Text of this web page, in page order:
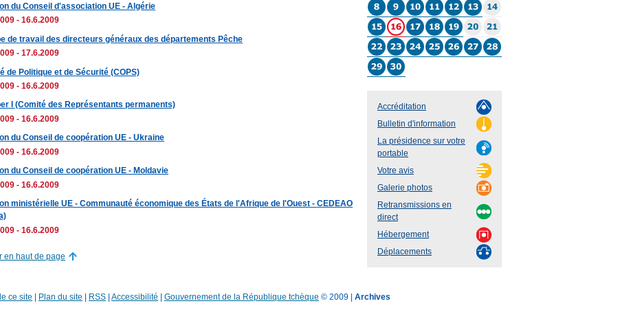
du Conseil d'association UE - Algérie
- 16.6.2009
de travail des directeurs généraux des départements Pêche
- 17.6.2009
de Politique et de Sécurité (COPS)
- 16.6.2009
I (Comité des Représentants permanents)
- 16.6.2009
du Conseil de coopération UE - Ukraine
- 16.6.2009
du Conseil de coopération UE - Moldavie
- 16.6.2009
ministérielle UE - Communauté économique des États de l'Afrique de l'Ouest - CEDEAO
- 16.6.2009
en haut de page
Accréditation
Bulletin d'information
La présidence sur votre
portable
Votre avis
Galerie photos
Retransmissions en
direct
Hébergement
Déplacements
ce site | Plan du site | RSS | Accessibilité | Gouvernement de la République tchèque © 2009 | Archives